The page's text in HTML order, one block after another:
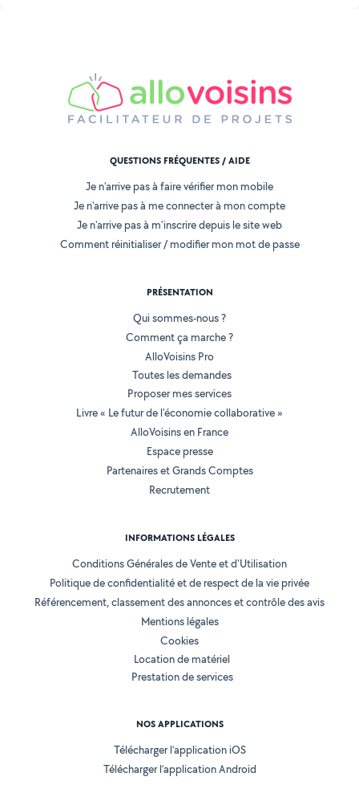
QUESTIONS FRÉQUENTES / AIDE
Je n'arrive pas à faire vérifier mon mobile
Je n'arrive pas à me connecter à mon compte
Je n'arrive pas à m'inscrire depuis le site web
Comment réinitialiser / modifier mon mot de passe
PRÉSENTATION
Qui sommes-nous ?
Comment ça marche ?
AlloVoisins Pro
Toutes les demandes
Proposer mes services
Livre « Le futur de l'économie collaborative »
AlloVoisins en France
Espace presse
Partenaires et Grands Comptes
Recrutement
INFORMATIONS LÉGALES
Conditions Générales de Vente et d'Utilisation
Politique de confidentialité et de respect de la vie privée
Référencement, classement des annonces et contrôle des avis
Mentions légales
Cookies
Location de matériel
Prestation de services
NOS APPLICATIONS
Télécharger l’application iOS
Télécharger l’application Android